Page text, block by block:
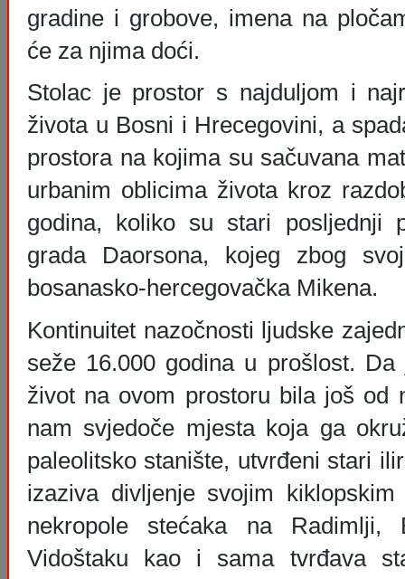
gradine i grobove, imena na
će za njima doći.
Stolac je prostor s najduljom i
života u Bosni i Hrecegovini, a
prostora na kojima su sačuvana
urbanim oblicima života kroz
godina, koliko su stari posljednji
grada Daorsona, kojeg zbog
bosanasko-hercegovačka Mikena.
Kontinuitet nazočnosti ljudske
seže 16.000 godina u prošlost.
život na ovom prostoru bila još od
nam svjedoče mjesta koja ga
paleolitsko stanište, utvrđeni stari
izaziva divljenje svojim
nekropole stećaka na Radimlji,
Vidoštaku kao i sama tvrđava